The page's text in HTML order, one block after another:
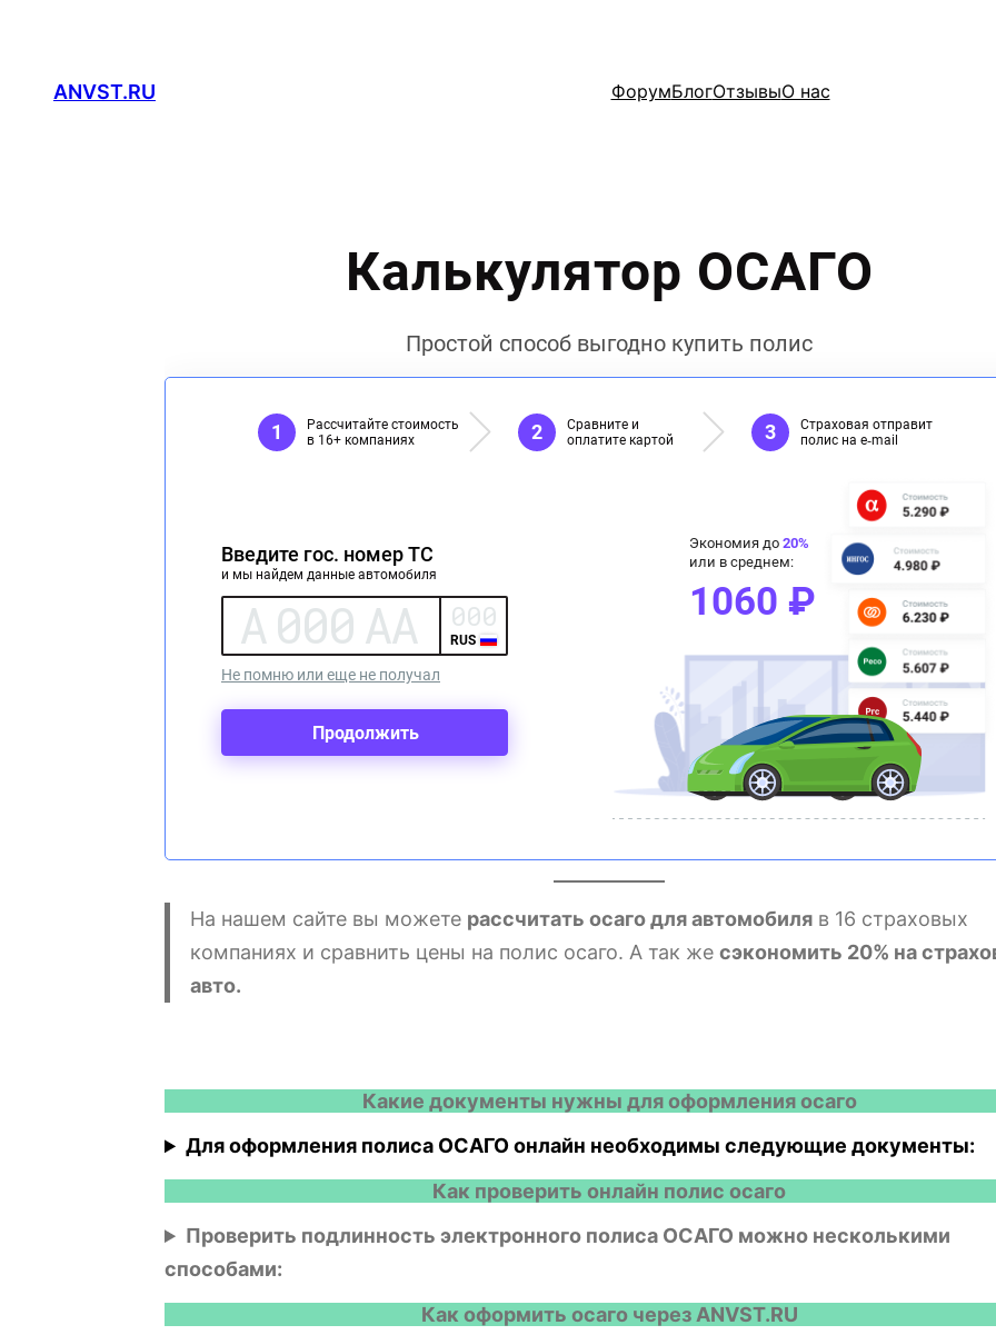
содержимому
ANVST.RU ФорумБлогОтзывыО нас
На нашем сайте вы можете рассчитать осаго для автомобиляв 16 страховых
компаниях и сравнить цены на полис осаго. А так же сэкономить 20% на
авто.
Какие документы нужны для оформления осаго
Для оформления полиса ОСАГО онлайн необходимы следующие документы:
Как проверить онлайн полис осаго
Проверить подлинность электронного полиса ОСАГО можно несколькими
способами:
Как оформить осаго через ANVST.RU